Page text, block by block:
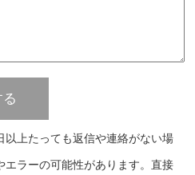
以上たっても返信や連絡がない場
ラーの可能性があります。直接